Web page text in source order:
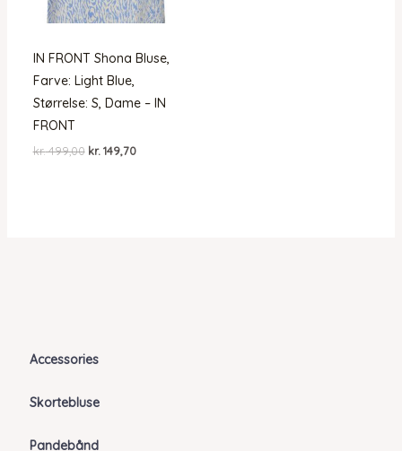
Accessories
Skortebluse
Pandebånd
IN FRONT Shona Bluse,
Farve: Light Blue,
Størrelse: S, Dame – IN
FRONT
kr.499,00 Den
kr. 149,70Den